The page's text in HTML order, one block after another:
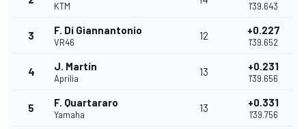
KTM 1'39.643
3 F. Di Giannantonio
VR46
12 +0.227
1'39.652
4 J. Martín
Aprilia
13 +0.231
1'39.656
5 F. Quartararo
Yamaha
13 +0.331
1'39.756